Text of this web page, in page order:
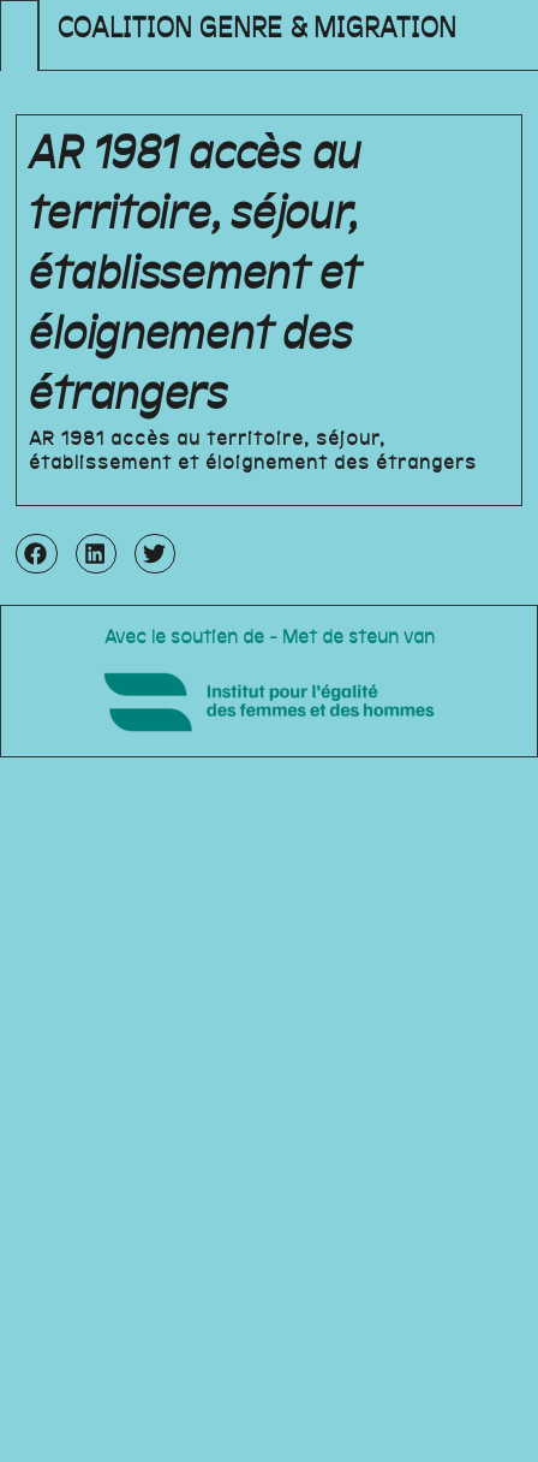
COALITION GENRE & MIGRATION
AR 1981 accès au
territoire, séjour,
établissement et
éloignement des
étrangers
AR 1981 accès au territoire, séjour,
établissement et éloignement des étrangers
Avec le soutien de - Met de steun van